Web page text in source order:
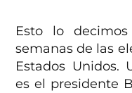
Esto lo
semanas de las
Estados Unidos.
es el presidente